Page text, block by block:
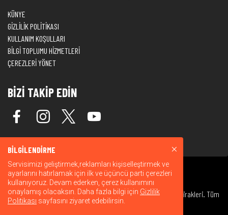
KÜNYE
GİZLİLİK POLİTİKASI
KULLANIM KOŞULLARI
BİLGİ TOPLUMU HİZMETLERİ
ÇEREZLERİ YÖNET
BİZİ TAKİP EDİN
© 2026 Warner Bros. Discovery, Inc. veya bağlı kuruluşları ve iştirakleri. Tüm
hakları saklıdır.
BİLGİLENDİRME
Servisimizi geliştirmek,reklamları kişiselleştirmek ve
ayarlarını hatırlamak için ilk ve üçüncü parti çerezleri
kullanıyoruz. Devam ederken, çerez kullanımını
onaylamış olacaksın. Daha fazla bilgi için Gizlilik
Politikası sayfasını ziyaret edebilirsin.